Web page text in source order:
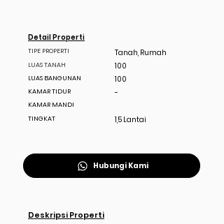
Detail Properti
TIPE PROPERTI
LUAS TANAH
LUAS BANGUNAN
KAMAR TIDUR
KAMAR MANDI
TINGKAT
Tanah, Rumah
100
100
-
1,5 Lantai
Hubungi Kami
Deskripsi Properti